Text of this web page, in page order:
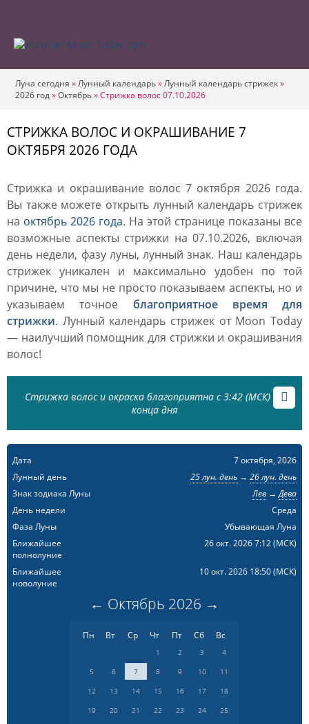
Луна сегодня »Лунный календарь»Лунный календарь стрижек»
2026 год»Октябрь»Стрижка волос 07.10.2026
СТРИЖКА ВОЛОС И ОКРАШИВАНИЕ 7
ОКТЯБРЯ 2026 ГОДА
Стрижка и окрашивание волос 7 октября 2026 года.
Вы также можете открыть лунный календарь стрижек
на октябрь 2026 года. На этой странице показаны все
возможные аспекты стрижки на 07.10.2026, включая
день недели, фазу луны, лунный знак. Наш календарь
стрижек уникален и максимально удобен по той
причине, что мы не просто показываем аспекты, но и
указываем точное благоприятное время для
стрижки. Лунный календарь стрижек от Moon Today
— наилучший помощник для стрижки и окрашивания
волос!
Стрижка волос и окраска благоприятна с 3:42 (МСК) до
конца дня
Дата
7 октября, 2026
Лунный день
25 лун. день → 26 лун. день
Знак зодиака Луны
Лев→Дева
День недели
Среда
Фаза Луны
Убывающая Луна
Ближайшее
полнолуние
26 окт. 2026 7:12(МСК)
Ближайшее
новолуние
10 окт. 2026 18:50(МСК)
← Октябрь 2026 →
Пн Вт Ср Чт Пт Сб Вс
1 2 3
4
5
6 7 8 9 10
11
12
13 14 15 16 17
18
19
20 21 22 23 24
25